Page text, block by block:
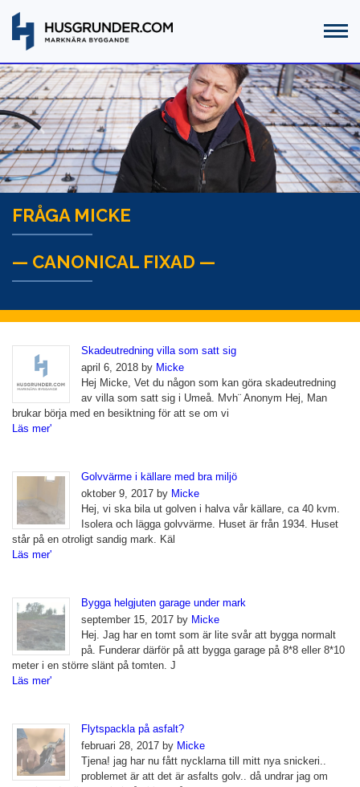
FRÅGA MICKE
— CANONICAL FIXAD —
Skadeutredning villa som satt sig
april 6, 2018 by Micke
Hej Micke, Vet du någon som kan göra skadeutredning
av villa som satt sig i Umeå. Mvh¨ Anonym Hej, Man
brukar börja med en besiktning för att se om vi
Läs mer'
Golvvärme i källare med bra miljö
oktober 9, 2017 by Micke
Hej, vi ska bila ut golven i halva vår källare, ca 40 kvm.
Isolera och lägga golvvärme. Huset är från 1934. Huset
står på en otroligt sandig mark. Käl
Läs mer'
Bygga helgjuten garage under mark
september 15, 2017 by Micke
Hej. Jag har en tomt som är lite svår att bygga normalt
på. Funderar därför på att bygga garage på 8*8 eller 8*10
meter i en större slänt på tomten. J
Läs mer'
Flytspackla på asfalt?
februari 28, 2017 by Micke
Tjena! jag har nu fått nycklarna till mitt nya snickeri..
problemet är att det är asfalts golv.. då undrar jag om